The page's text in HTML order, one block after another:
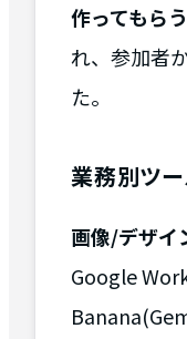
作ってもらう
れ、参加者
た。
業務別ツ
画像/デザ
Google